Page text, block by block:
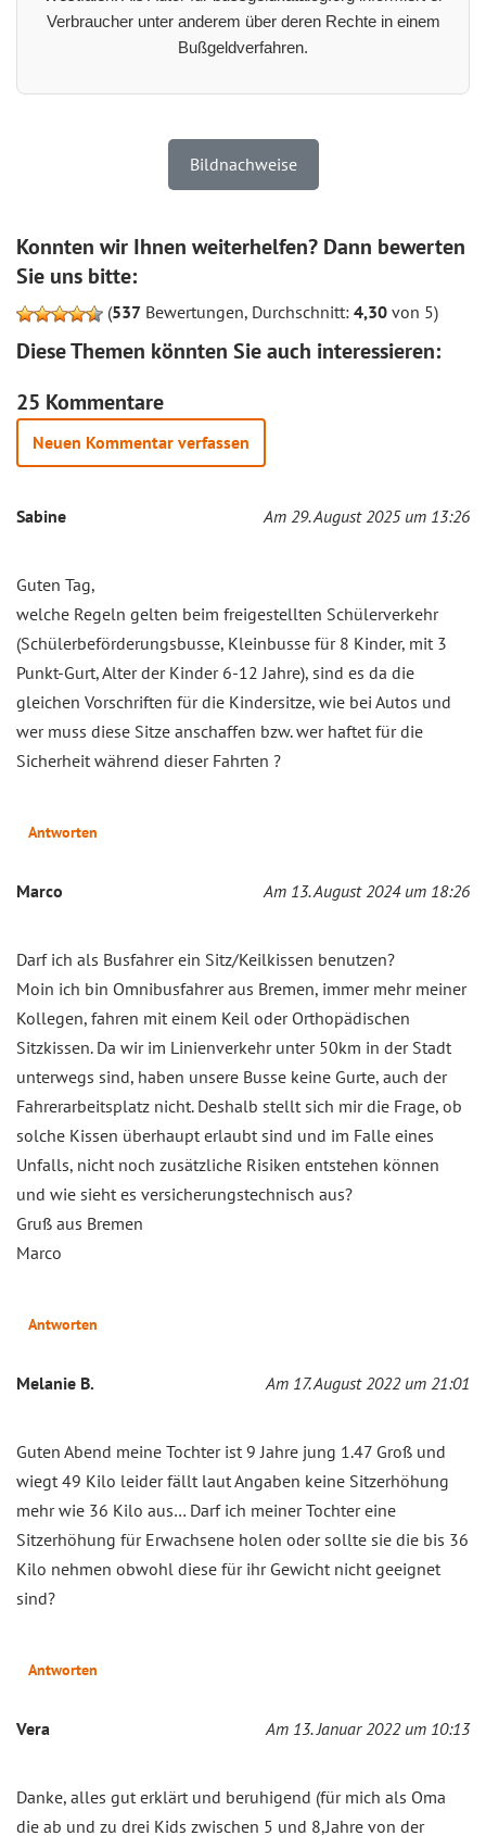
Verbraucher unter anderem über deren Rechte in einem
Bußgeldverfahren.
Bildnachweise
Konnten wir Ihnen weiterhelfen? Dann bewerten
Sie uns bitte:
(537 Bewertungen, Durchschnitt: 4,30 von 5)
Diese Themen könnten Sie auch interessieren:
25 Kommentare
Neuen Kommentar verfassen
Sabine Am 29. August 2025 um 13:26
Guten Tag,
welche Regeln gelten beim freigestellten Schülerverkehr
(Schülerbeförderungsbusse, Kleinbusse für 8 Kinder, mit 3
Punkt-Gurt, Alter der Kinder 6-12 Jahre), sind es da die
gleichen Vorschriften für die Kindersitze, wie bei Autos und
wer muss diese Sitze anschaffen bzw. wer haftet für die
Sicherheit während dieser Fahrten ?
Antworten
Marco Am 13. August 2024 um 18:26
Darf ich als Busfahrer ein Sitz/Keilkissen benutzen?
Moin ich bin Omnibusfahrer aus Bremen, immer mehr meiner
Kollegen, fahren mit einem Keil oder Orthopädischen
Sitzkissen. Da wir im Linienverkehr unter 50km in der Stadt
unterwegs sind, haben unsere Busse keine Gurte, auch der
Fahrerarbeitsplatz nicht. Deshalb stellt sich mir die Frage, ob
solche Kissen überhaupt erlaubt sind und im Falle eines
Unfalls, nicht noch zusätzliche Risiken entstehen können
und wie sieht es versicherungstechnisch aus?
Gruß aus Bremen
Marco
Antworten
Melanie B. Am 17. August 2022 um 21:01
Guten Abend meine Tochter ist 9 Jahre jung 1.47 Groß und
wiegt 49 Kilo leider fällt laut Angaben keine Sitzerhöhung
mehr wie 36 Kilo aus… Darf ich meiner Tochter eine
Sitzerhöhung für Erwachsene holen oder sollte sie die bis 36
Kilo nehmen obwohl diese für ihr Gewicht nicht geeignet
sind?
Antworten
Vera Am 13. Januar 2022 um 10:13
Danke, alles gut erklärt und beruhigend (für mich als Oma
die ab und zu drei Kids zwischen 5 und 8,Jahre von der